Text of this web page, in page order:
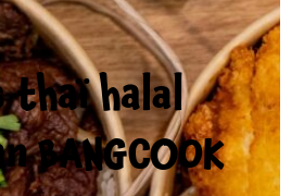
thaï halal
BANGCOOK